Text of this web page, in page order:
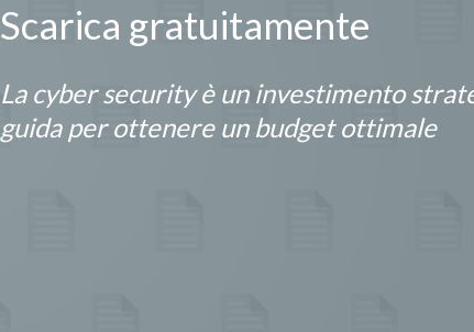
Scarica gratuitamente
La cyber security è un investimento
guida per ottenere un budget ottimale